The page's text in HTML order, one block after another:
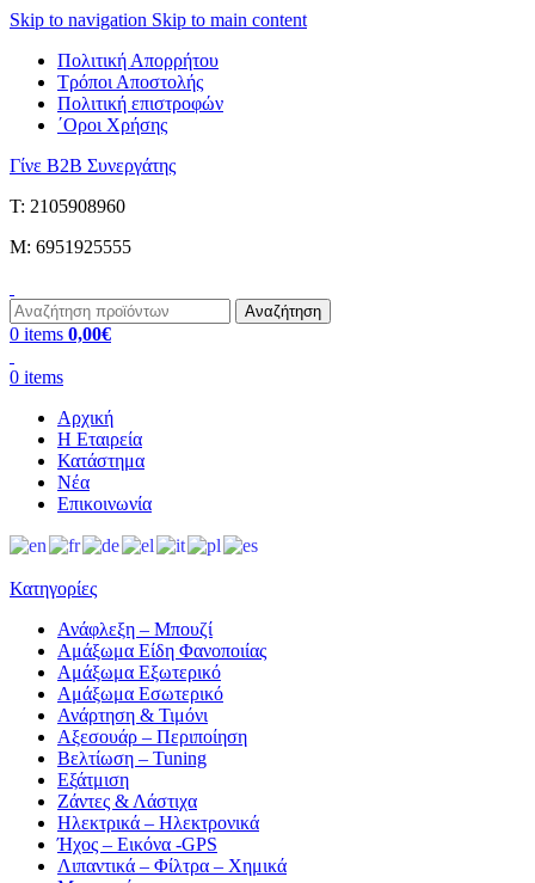
Skip to navigation Skip to main content
Πολιτική Απορρήτου
Τρόποι Αποστολής
Πολιτική επιστροφών
΄Οροι Χρήσης
Γίνε B2B Συνεργάτης
Τ: 2105908960
M: 6951925555
Αναζήτηση
0 items 0,00€
0 items
Αρχική
Η Εταιρεία
Κατάστημα
Νέα
Επικοινωνία
Κατηγορίες
Ανάφλεξη – Μπουζί
Αμάξωμα Είδη Φανοποιίας
Αμάξωμα Εξωτερικό
Αμάξωμα Εσωτερικό
Ανάρτηση & Τιμόνι
Αξεσουάρ – Περιποίηση
Βελτίωση – Tuning
Εξάτμιση
Ζάντες & Λάστιχα
Ηλεκτρικά – Ηλεκτρονικά
Ήχος – Εικόνα -GPS
Λιπαντικά – Φίλτρα – Χημικά